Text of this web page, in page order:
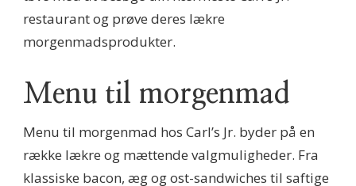
restaurant og prøve deres lækre
morgenmadsprodukter.
Menu til morgenmad
Menu til morgenmad hos Carl’s Jr. byder på en
række lækre og mættende valgmuligheder. Fra
klassiske bacon, æg og ost-sandwiches til saftige